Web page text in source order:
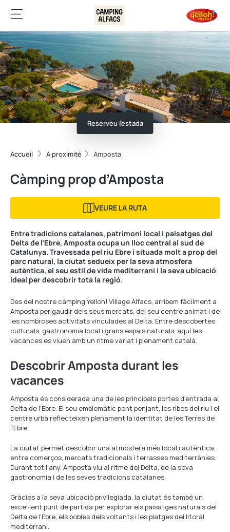
Reserveu l'estada
Accueil A proximité Amposta
Càmping prop d’Amposta
VEURE LA RUTA
Entre tradicions catalanes, patrimoni local i paisatges del
Delta de l’Ebre, Amposta ocupa un lloc central al sud de
Catalunya. Travessada pel riu Ebre i situada molt a prop del
parc natural, la ciutat sedueix per la seva atmosfera
autèntica, el seu estil de vida mediterrani i la seva ubicació
ideal per descobrir tota la regió.
Des del nostre càmping Yelloh! Village Alfacs, arribem fàcilment a
Amposta per gaudir dels seus mercats, del seu centre animat i de
les nombroses activitats vinculades al Delta. Entre descobertes
culturals, gastronomia local i grans espais naturals, aquí les
vacances es viuen amb un ritme variat i plenament català.
Descobrir Amposta durant les
vacances
Amposta és considerada una de les principals portes d’entrada al
Delta de l’Ebre. El seu emblemàtic pont penjant, les ribes del riu i el
centre urbà reflecteixen plenament la identitat de les Terres de
l’Ebre.
La ciutat permet descobrir una atmosfera més local i autèntica,
entre comerços, mercats tradicionals i terrasses mediterrànies.
Durant tot l’any, Amposta viu al ritme del Delta, de la seva
gastronomia i de les seves tradicions catalanes.
Gràcies a la seva ubicació privilegiada, la ciutat és també un
excel·lent punt de partida per explorar els paisatges naturals del
Delta de l’Ebre, els pobles dels voltants i les platges del litoral
mediterrani.